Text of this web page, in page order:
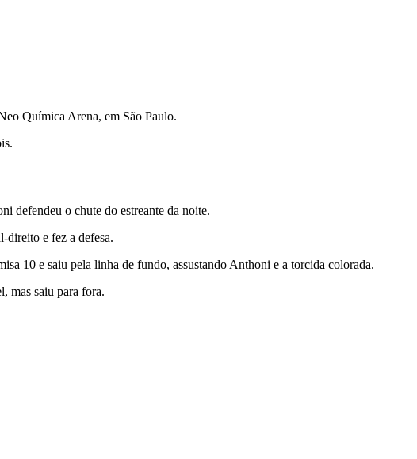
Química Arena, em São Paulo.
defendeu o chute do estreante da noite.
direito e fez a defesa.
10 e saiu pela linha de fundo, assustando Anthoni e a torcida colorada.
mas saiu para fora.